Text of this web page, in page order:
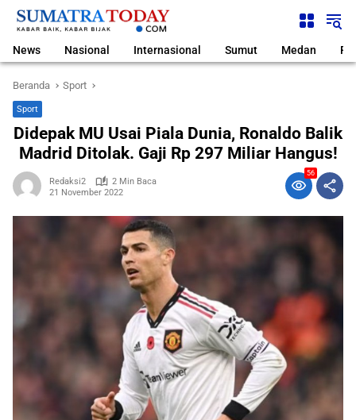
Langsung
News Nasional Internasional Sumut Medan
Beranda Sport
Sport
Didepak MU Usai Piala Dunia, Ronaldo Balik
Madrid Ditolak. Gaji Rp 297 Miliar Hangus!
Redaksi2
2 Min Baca
21 November 2022
56